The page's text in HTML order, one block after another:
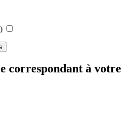
correspondant à votre